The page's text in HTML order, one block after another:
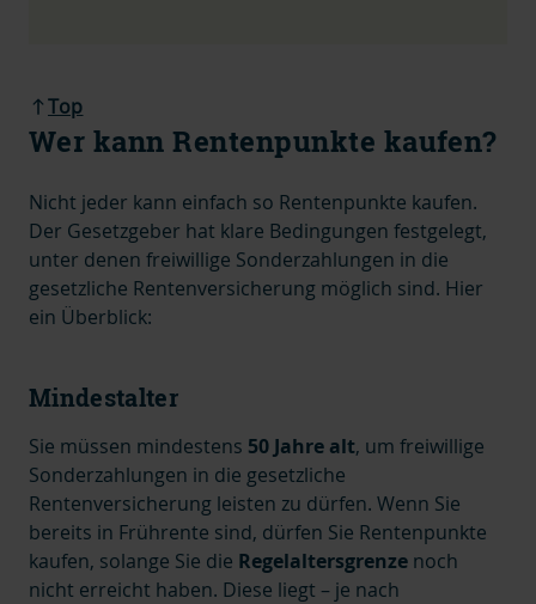
Top
Wer kann Rentenpunkte kaufen?
Nicht jeder kann einfach so Rentenpunkte kaufen.
Der Gesetzgeber hat klare Bedingungen festgelegt,
unter denen freiwillige Sonderzahlungen in die
gesetzliche Rentenversicherung möglich sind. Hier
ein Überblick:
Mindestalter
Sie müssen mindestens 50 Jahre alt, um freiwillige
Sonderzahlungen in die gesetzliche
Rentenversicherung leisten zu dürfen. Wenn Sie
bereits in Frührente sind, dürfen Sie Rentenpunkte
kaufen, solange Sie die Regelaltersgrenze noch
nicht erreicht haben. Diese liegt – je nach